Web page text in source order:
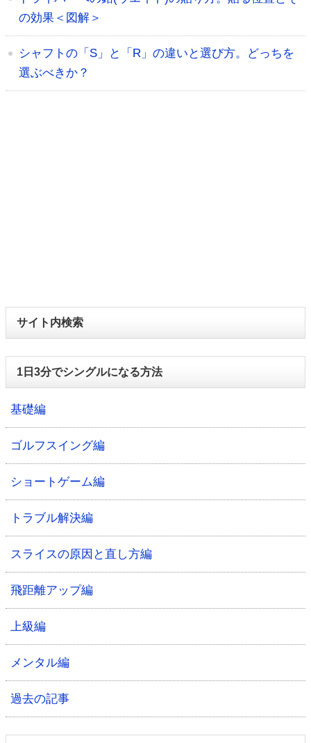
の効果＜図解＞
シャフトの「S」と「R」の違いと選び方。どっちを
選ぶべきか？
サイト内検索
1日3分でシングルになる方法
基礎編
ゴルフスイング編
ショートゲーム編
トラブル解決編
スライスの原因と直し方編
飛距離アップ編
上級編
メンタル編
過去の記事